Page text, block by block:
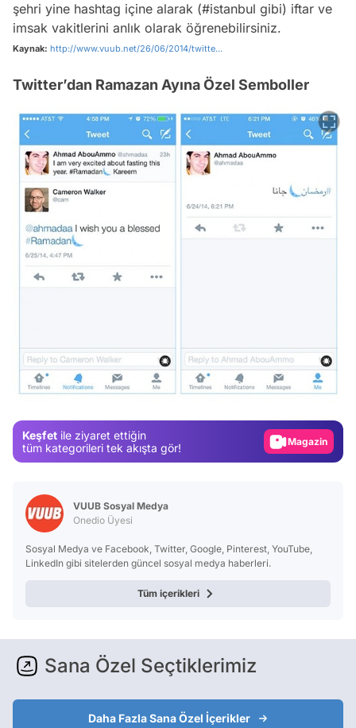
şehri yine hashtag içine alarak (#istanbul gibi) iftar ve
imsak vakitlerini anlık olarak öğrenebilirsiniz.
Kaynak: http://www.vuub.net/26/06/2014/twitte...
Twitter’dan Ramazan Ayına Özel Semboller
Keşfet ile ziyaret ettiğin
tüm kategorileri tek akışta gör!
Video
Test
Magazin
VUUB Sosyal Medya
Onedio Üyesi
Sosyal Medya ve Facebook, Twitter, Google, Pinterest, YouTube,
LinkedIn gibi sitelerden güncel sosyal medya haberleri.
Tüm içerikleri
Sana Özel Seçtiklerimiz
Daha Fazla Sana Özel İçerikler